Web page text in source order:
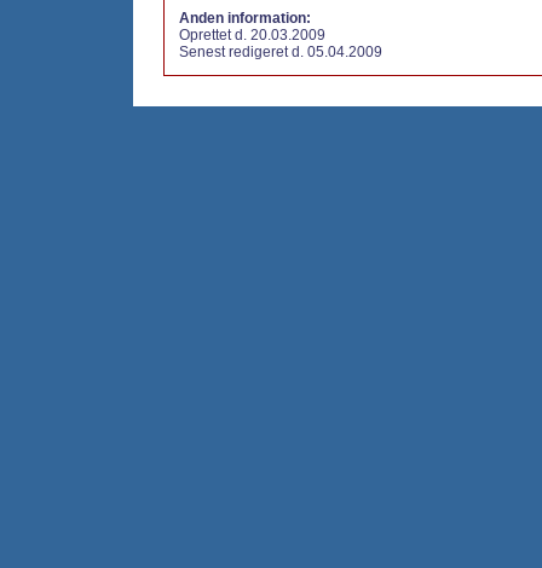
Anden information:
Oprettet d. 20.03.2009
Senest redigeret d. 05.04.2009